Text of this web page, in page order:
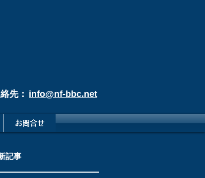
先： info@nf-bbc.net
お問合せ
記事